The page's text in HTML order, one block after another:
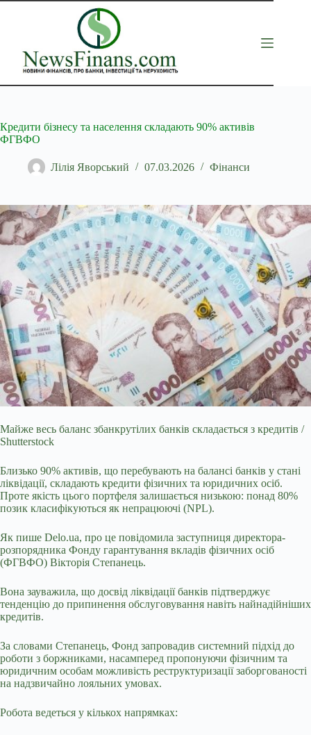
Перейти
Кредити бізнесу та населення складають 90% активів
ФГВФО
Лілія Яворський 07.03.2026 Фінанси
Майже весь баланс збанкрутілих банків складається з кредитів /
Shutterstock
Близько 90% активів, що перебувають на балансі банків у стані
ліквідації, складають кредити фізичних та юридичних осіб.
Проте якість цього портфеля залишається низькою: понад 80%
позик класифікуються як непрацюючі (NPL).
Як пише Delo.ua, про це повідомила заступниця директора-
розпорядника Фонду гарантування вкладів фізичних осіб
(ФГВФО) Вікторія Степанець.
Вона зауважила, що досвід ліквідації банків підтверджує
тенденцію до припинення обслуговування навіть найнадійніших
кредитів.
За словами Степанець, Фонд запровадив системний підхід до
роботи з боржниками, насамперед пропонуючи фізичним та
юридичним особам можливість реструктуризації заборгованості
на надзвичайно лояльних умовах.
Робота ведеться у кількох напрямках: